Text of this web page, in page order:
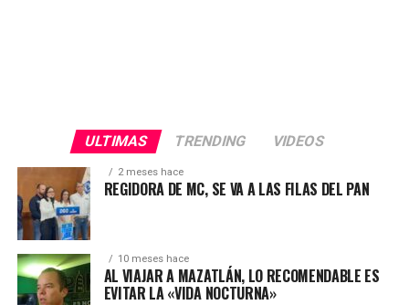
ULTIMAS TRENDING VIDEOS
2 meses hace
REGIDORA DE MC, SE VA A LAS FILAS DEL PAN
10 meses hace
AL VIAJAR A MAZATLÁN, LO RECOMENDABLE ES
EVITAR LA «VIDA NOCTURNA»